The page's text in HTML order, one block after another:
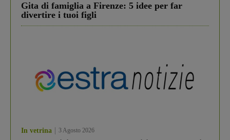
Gita di famiglia a Firenze: 5 idee per far
divertire i tuoi figli
In vetrina 3 Agosto 2026